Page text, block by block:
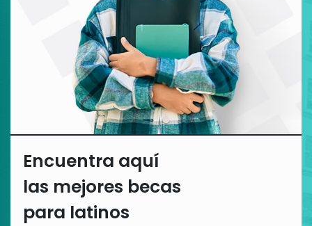
Encuentra aquí
las mejores becas
para latinos